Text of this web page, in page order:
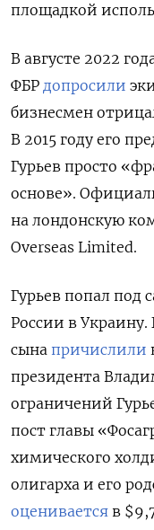
площадкой
В августе 2022
ФБР допросили
бизнесмен
В 2015 году его
Гурьев просто
основе».
на лондонскую
Overseas Limited.
Гурьев попал под
России в Украину.
сына причислили
президента
ограничений
пост главы
химического
олигарха и его
оценивается в